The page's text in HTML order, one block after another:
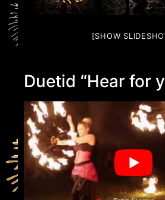
[SHOW
Duetid “Hear for